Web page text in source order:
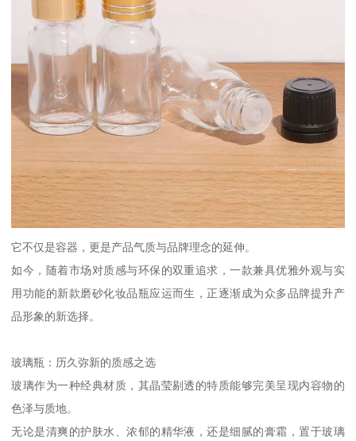
它不仅是容器，更是产品气质与品牌理念的延伸。
如今，随着市场对质感与环保的双重追求，一款兼具优雅外观与实
用功能的新款磨砂化妆品瓶应运而生，正逐渐成为众多品牌提升产
品形象的新选择。
玻璃瓶：历久弥新的质感之选
玻璃作为一种经典材质，其晶莹剔透的特质能够完美呈现内容物的
色泽与质地。
无论是清爽的护肤水、浓郁的精华液，还是细腻的膏霜，置于玻璃